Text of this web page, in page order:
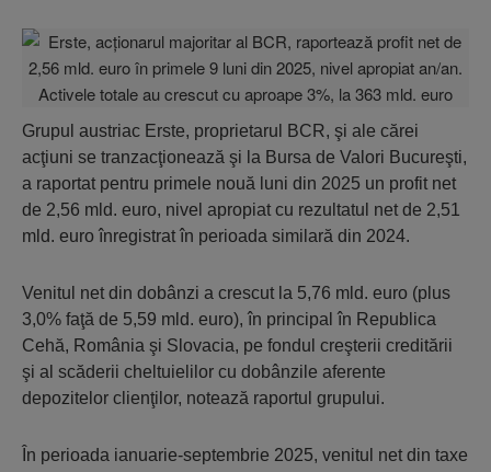
Grupul austriac Erste, proprietarul BCR, şi ale cărei
acţiuni se tranzacţionează şi la Bursa de Valori Bucureşti,
a raportat pentru primele nouă luni din 2025 un profit net
de 2,56 mld. euro, nivel apropiat cu rezultatul net de 2,51
mld. euro înregistrat în perioada similară din 2024.
Venitul net din dobânzi a crescut la 5,76 mld. euro (plus
3,0% faţă de 5,59 mld. euro), în principal în Republica
Cehă, România şi Slovacia, pe fondul creşterii creditării
şi al scăderii cheltuielilor cu dobânzile aferente
depozitelor clienţilor, notează raportul grupului.
În perioada ianuarie-septembrie 2025, venitul net din taxe